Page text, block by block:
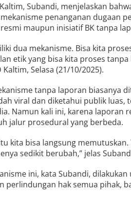
Subandi, menjelaskan
penanganan dugaan
maupun inisiatif BK tanpa
dua mekanisme. Bisa kita
etik yang bisa kita proses
Kaltim, Selasa (21/10/2025).
tanpa laporan biasanya
viral dan diketahui publik luas,
Namun kali ini, karena laporan
jalur prosedural yang berbeda.
kita bisa langsung
sedikit berubah,” jelas
ini, kata Subandi,
perlindungan hak semua pihak,